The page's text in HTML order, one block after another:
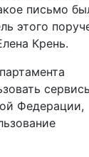
письмо
этого
Крень.
Федерации,